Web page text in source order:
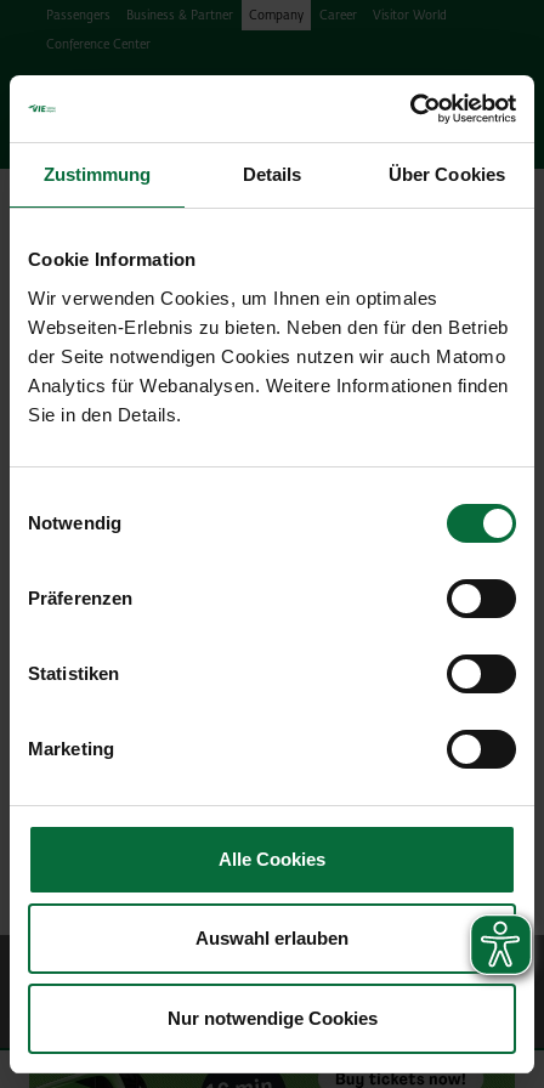
Zustimmung Details Über Cookies
Cookie Information
Wir verwenden Cookies, um Ihnen ein optimales
Webseiten-Erlebnis zu bieten. Neben den für den Betrieb
der Seite notwendigen Cookies nutzen wir auch Matomo
Analytics für Webanalysen. Weitere Informationen finden
Sie in den Details.
Notwendig
Präferenzen
Statistiken
Marketing
Alle Cookies
Auswahl erlauben
Nur notwendige Cookies
Passengers Business & Partner Company Career
Visitor World
Conference Center
search
Facebook
Instagram
Podcast
X Youtube
Press Releases & News
28/07/2024|Press releases
Deutsch
Sitemap
Website Terms of Use Imprint Data protection policy
Contract
terms
Civil airport user conditions